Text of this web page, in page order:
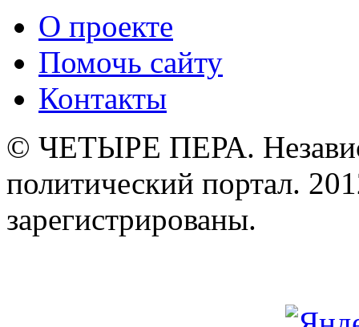
О проекте
Помочь сайту
Контакты
© ЧЕТЫРЕ ПЕРА.
политический портал.
зарегистрированы.